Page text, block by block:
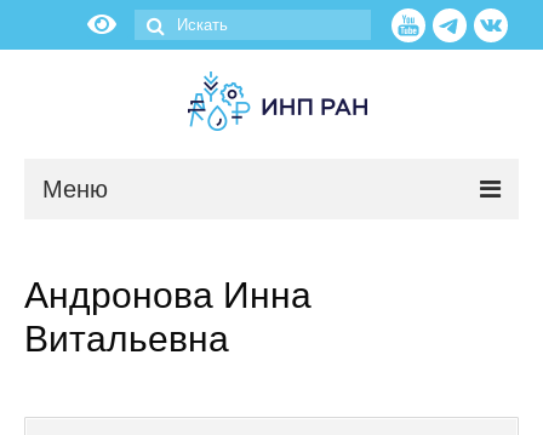
Меню
О нас
Андронова Инна
Витальевна